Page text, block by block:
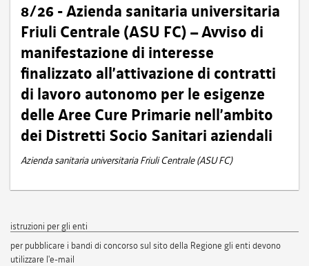
8/26 - Azienda sanitaria universitaria
Friuli Centrale (ASU FC) – Avviso di
manifestazione di interesse
finalizzato all’attivazione di contratti
di lavoro autonomo per le esigenze
delle Aree Cure Primarie nell’ambito
dei Distretti Socio Sanitari aziendali
Azienda sanitaria universitaria Friuli Centrale (ASU FC)
istruzioni per gli enti
per pubblicare i bandi di concorso sul sito della Regione gli enti devono
utilizzare l'e-mail